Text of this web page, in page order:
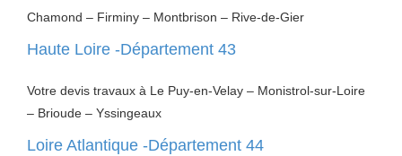
Chamond – Firminy – Montbrison – Rive-de-Gier
Haute Loire -Département 43
Votre devis travaux à Le Puy-en-Velay – Monistrol-sur-Loire
– Brioude – Yssingeaux
Loire Atlantique -Département 44